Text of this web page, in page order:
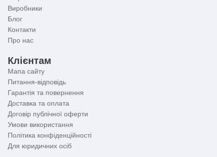
Виробники
Блог
Контакти
Про нас
Клієнтам
Мапа сайту
Питання-відповідь
Гарантія та повернення
Доставка та оплата
Договір публічної оферти
Умови використання
Політика конфіденційності
Для юридичних осіб